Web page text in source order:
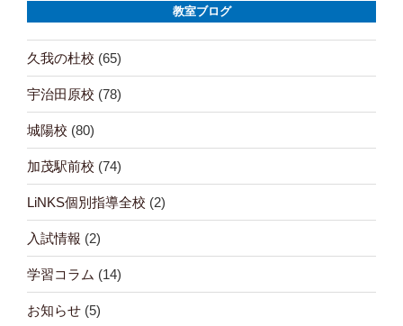
シ
ョ
ン
教室ブログ
久我の杜校 (65)
宇治田原校 (78)
城陽校 (80)
加茂駅前校 (74)
LiNKS個別指導全校 (2)
入試情報 (2)
学習コラム (14)
お知らせ (5)